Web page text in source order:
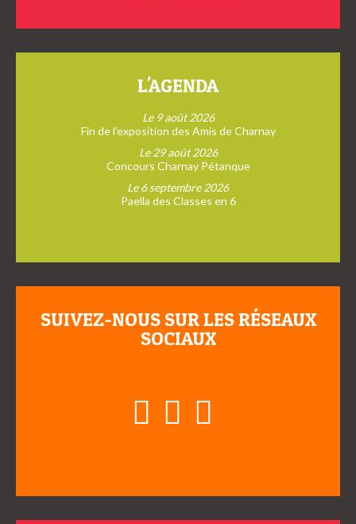
L'AGENDA
Le 9 août 2026
Fin de l’exposition des Amis de Charnay
Le 29 août 2026
Concours Charnay Pétanque
Le 6 septembre 2026
Paella des Classes en 6
SUIVEZ-NOUS SUR LES RÉSEAUX
SOCIAUX